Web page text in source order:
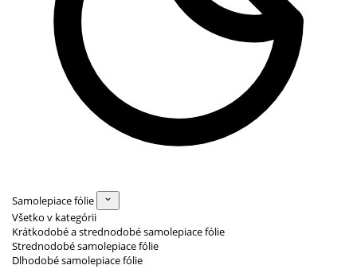
Samolepiace fólie
Všetko v kategórii
Krátkodobé a strednodobé samolepiace fólie
Strednodobé samolepiace fólie
Dlhodobé samolepiace fólie